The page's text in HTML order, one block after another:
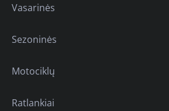
Vasarinės
Sezoninės
Motociklų
Ratlankiai